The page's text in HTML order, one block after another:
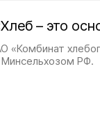
– это
«Комбинат
РФ.